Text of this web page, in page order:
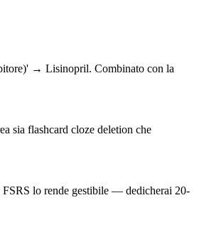
→ Lisinopril. Combinato con la
sia flashcard cloze deletion che
FSRS lo rende gestibile — dedicherai 20-